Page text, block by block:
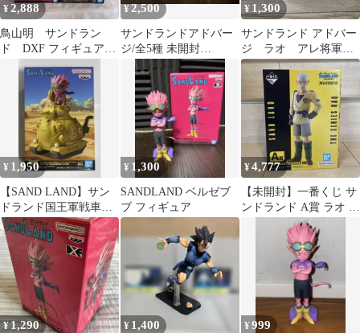
¥2,888
鳥山明 サンドラン
ド DXF フィギュア
ベルゼブブ
¥2,500
サンドランドアドバー
ジ/全5種 未開封
SANDLAND
¥ 1,300
サンドランド アドバー
ジ ラオ アレ将軍
食玩 バンダイ フィ
ギュア
¥ 1,950
【SAND LAND】サン
ドランド国王軍戦車隊
104号車-フィギュア
¥ 1,300
SANDLAND ベルゼブ
ブ フィギュア
¥4,777
【未開封】一番くじ サ
ンドランド A賞 ラオ フ
¥1,290 ¥ 1,400 ¥999